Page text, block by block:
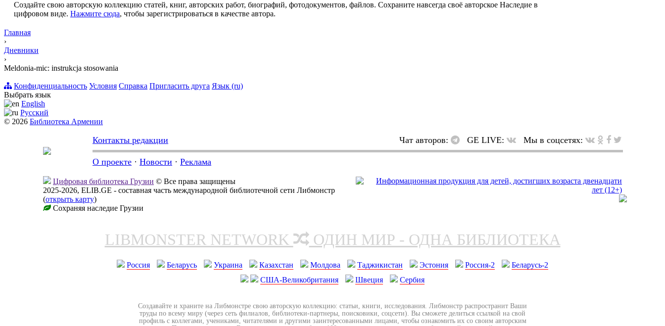
Создайте свою авторскую коллекцию статей, книг, авторских работ, биографий, фотодокументов, файлов. Сохраните навсегда своё авторское Наследие в
цифровом виде. Нажмите сюда, чтобы зарегистрироваться в качестве автора.
Главная
›
Дневники
›
Meldonia-mic: instrukcja stosowania
Конфиденциальность Условия Справка Пригласить друга Язык (ru)
Выбрать язык
English
Русский
© 2026 Библиотека Армении
Контакты редакции Чат авторов: GE LIVE: Мы в соцсетях:
О проекте · Новости · Реклама
Цифровая библиотека Грузии © Все права защищены
2025-2026, ELIB.GE - составная часть международной библиотечной сети Либмонстр
(открыть карту)
Сохраняя наследие Грузии
LIBMONSTER NETWORK ОДИН МИР - ОДНА БИБЛИОТЕКА
Россия Беларусь Украина Казахстан Молдова Таджикистан Эстония Россия-2
Беларусь-2
США-Великобритания
Швеция Сербия
Создавайте и храните на Либмонстре свою авторскую коллекцию: статьи, книги, исследования. Либмонстр распространит Ваши
труды по всему миру (через сеть филиалов, библиотеки-партнеры, поисковики, соцсети). Вы сможете делиться ссылкой на свой
профиль с коллегами, учениками, читателями и другими заинтересованными лицами, чтобы ознакомить их со своим авторским